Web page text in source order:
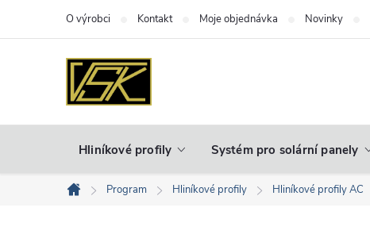
O výrobci Kontakt Moje objednávka Novinky
Hliníkové profily Systém pro solární panely
Domů
Program Hliníkové profily Hliníkové profily AC